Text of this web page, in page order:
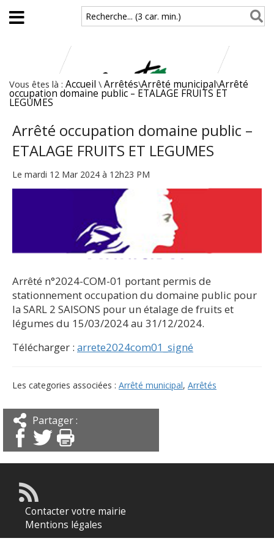
Aller au contenu principal
Recherche... (3 car. min.)
Vous êtes là : Accueil \ Arrêtés\Arrêté municipal\Arrêté
occupation domaine public – ETALAGE FRUITS ET
LEGUMES
Arrêté occupation domaine public –
ETALAGE FRUITS ET LEGUMES
Le mardi 12 Mar 2024 à 12h23 PM
Arrêté n°2024-COM-01 portant permis de
stationnement occupation du domaine public pour
la SARL 2 SAISONS pour un étalage de fruits et
légumes du 15/03/2024 au 31/12/2024.
Télécharger : arrete2024com01_signé
Les categories associées : Arrêté municipal, Arrêtés
Partager :
Contacter votre mairie
Mentions légales